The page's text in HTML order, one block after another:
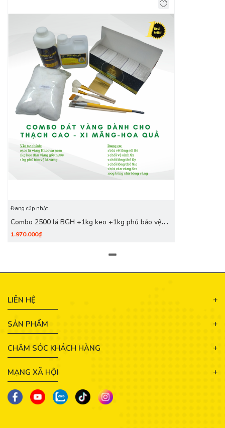
Đang cập nhật
Combo 2500 lá BGH +1kg keo +1kg phủ bảo vệ
+100g bông + thỏ S7,10+ cán vàng S12+ nhọn
1.970.000₫
LIÊN HỆ
SẢN PHẨM
CHĂM SÓC KHÁCH HÀNG
MẠNG XÃ HỘI